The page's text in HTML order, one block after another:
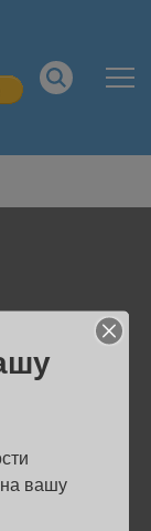
вашу